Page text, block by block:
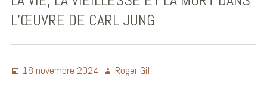
L’ŒUVRE DE CARL JUNG
18 novembre 2024 Roger Gil